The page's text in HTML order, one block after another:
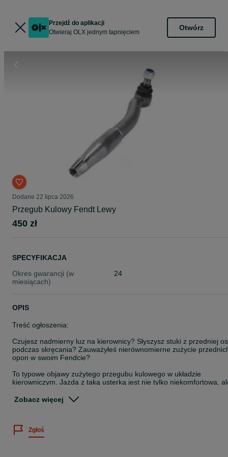
Przejdź do aplikacji
Otwieraj OLX jednym tapnięciem
Otwórz
Dodane 22 lipca 2026
Przegub Kulowy Fendt Lewy
450 zł
SPECYFIKACJA
Okres gwarancji (w
miesiącach)
24
OPIS
Treść ogłoszenia:
Czujesz nadmierny luz na kierownicy? Słyszysz stuki z przedniej
podczas skręcania? Zauważyłeś nierównomierne zużycie
opon w swoim Fendcie?
To typowe objawy zużytego przegubu kulowego w układzie
kierowniczym. Jazda z taką usterką jest nie tylko niekomfortowa,
Oferujemy fabrycznie nowy, wzmocniony przegub kulowy
drążka kierowniczego) na lewą stronę, który jest wysokiej jakości
Zobacz więcej
Zgłoś